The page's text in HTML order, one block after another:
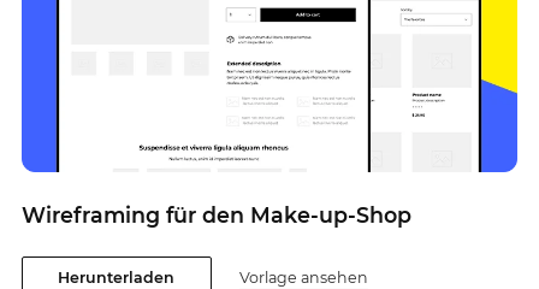
Wireframing für den Make-up-Shop
Herunterladen Vorlage ansehen